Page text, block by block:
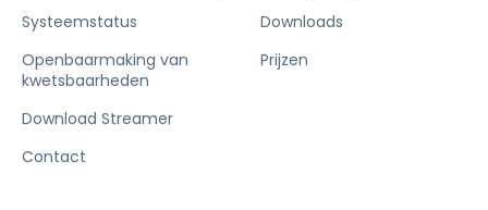
Systeemstatus
Openbaarmaking van
kwetsbaarheden
Download Streamer
Contact
Downloads
Prijzen